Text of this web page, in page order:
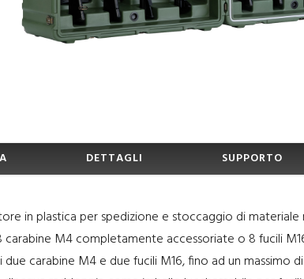
DETTAGLI SUPPORTO
in plastica per spedizione e stoccaggio di
M4 completamente accessoriate o 8 fucili
carabine M4 e due fucili M16, fino ad un massimo